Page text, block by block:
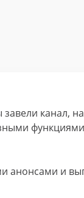
канал,
функциями
анонсами и